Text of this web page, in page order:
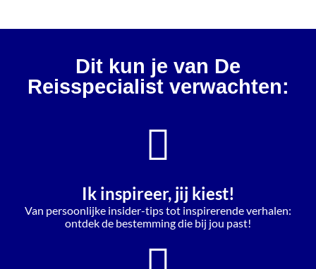
Dit kun je van De
Reisspecialist verwachten:
Ik inspireer, jij kiest!
Van persoonlijke insider-tips tot inspirerende verhalen:
ontdek de bestemming die bij jou past!